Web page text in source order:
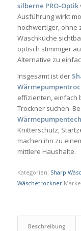
silberne PRO-Optik
Ausführung wirkt
hochwertiger, ohne
Waschküche
optisch stimmiger
Alternative zu
Insgesamt ist der
effizienten, einfach
Trockner suchen.
Knitterschutz,
machen ihn zu
mittlere Haushalte.
Kategorien: Sharp
Wäschetrockner
Beschreibung